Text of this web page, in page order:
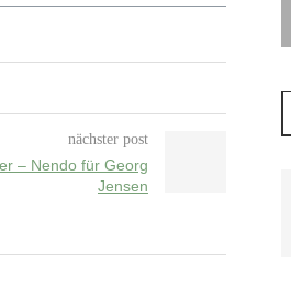
nächster post
– Nendo für Georg
Jensen